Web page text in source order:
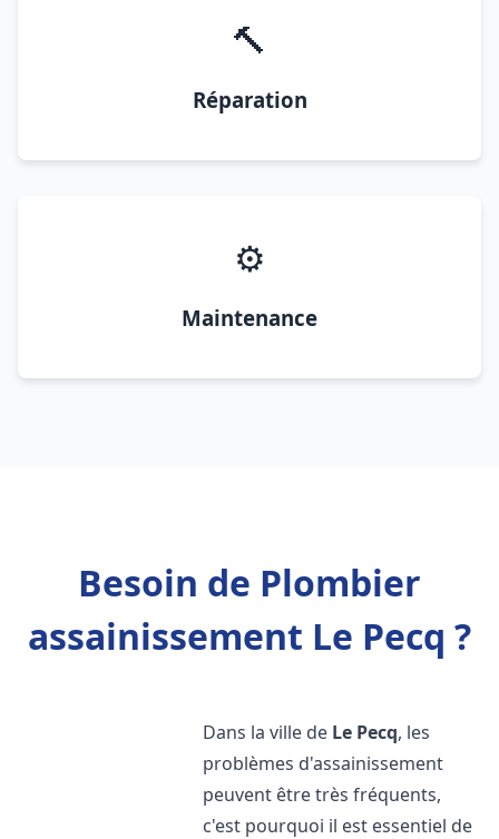
🔨
Réparation
⚙️
Maintenance
Besoin de Plombier
assainissement Le Pecq ?
Dans la ville de Le Pecq, les
problèmes d'assainissement
peuvent être très fréquents,
c'est pourquoi il est essentiel de